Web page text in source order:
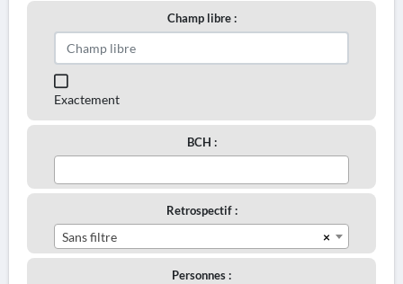
Champ libre :
Exactement
BCH :
Retrospectif :
×
Sans filtre
Personnes :